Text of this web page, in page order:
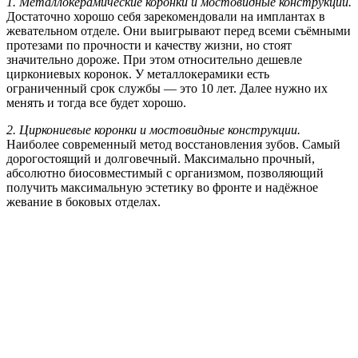
Достаточно хорошо себя зарекомендовали на имплантах в
жевательном отделе. Они выигрывают перед всеми съёмными
протезами по прочности и качеству жизни, но стоят
значительно дороже. При этом относительно дешевле
циркониевых коронок. У металлокерамики есть
ограниченный срок службы — это 10 лет. Далее нужно их
менять и тогда все будет хорошо.
2. Циркониевые коронки и мостовидные конструкции.
Наиболее современный метод восстановления зубов. Самый
дорогостоящий и долговечный. Максимально прочный,
абсолютно биосовместимый с организмом, позволяющий
получить максимальную эстетику во фронте и надёжное
жевание в боковых отделах.